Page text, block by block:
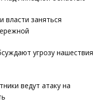
власти заняться
угрозу нашествия
ведут атаку на